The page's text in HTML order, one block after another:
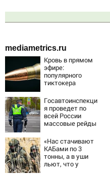
mediametrics.ru
Кровь в прямом
эфире:
популярного
тиктокера
ресторана
Госавтоинспекци
я проведет по
всей России
массовые рейды
«Нас стачивают
КАБами по 3
тонны, а в уши
льют, что у